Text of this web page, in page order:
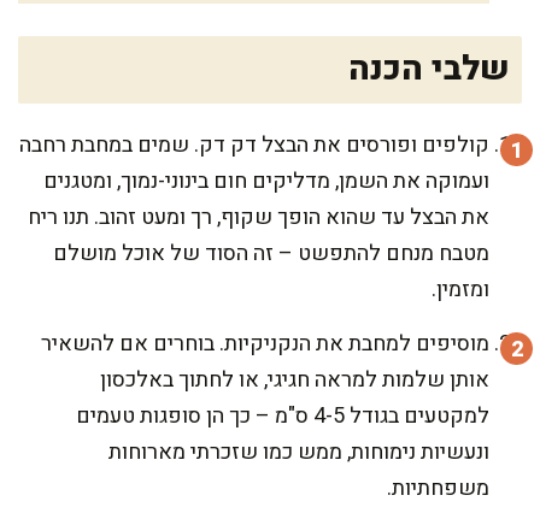
שלבי הכנה
קולפים ופורסים את הבצל דק דק. שמים במחבת רחבה
ועמוקה את השמן, מדליקים חום בינוני-נמוך, ומטגנים
את הבצל עד שהוא הופך שקוף, רך ומעט זהוב. תנו ריח
מטבח מנחם להתפשט – זה הסוד של אוכל מושלם
ומזמין.
מוסיפים למחבת את הנקניקיות. בוחרים אם להשאיר
אותן שלמות למראה חגיגי, או לחתוך באלכסון
למקטעים בגודל 4-5 ס"מ – כך הן סופגות טעמים
ונעשיות נימוחות, ממש כמו שזכרתי מארוחות
משפחתיות.